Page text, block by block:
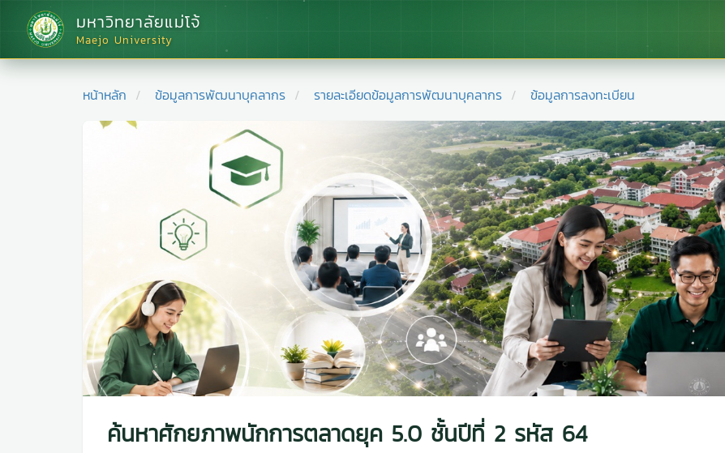
มหาวิทยาลัยแม่โจ้
Maejo University
หน้าหลัก ข้อมูลการพัฒนาบุคลากร รายละเอียดข้อมูลการพัฒนาบุคลากร ข้อมูลการลงทะเบียน
ค้นหาศักยภาพนักการตลาดยุค 5.0 ชั้นปีที่ 2 รหัส 64